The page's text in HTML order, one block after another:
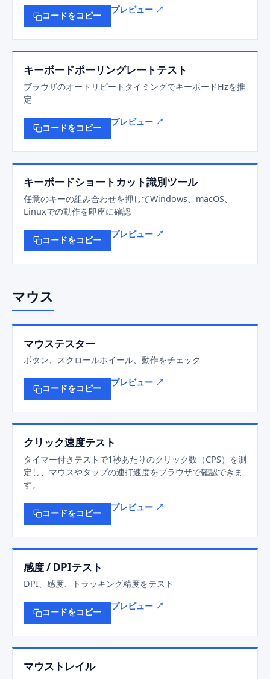
コードをコピー
プレビュー ↗
キーボードポーリングレートテスト
ブラウザのオートリピートタイミングでキーボードHzを推
定
コードをコピー
プレビュー ↗
キーボードショートカット識別ツール
任意のキーの組み合わせを押してWindows、macOS、
Linuxでの動作を即座に確認
コードをコピー
プレビュー ↗
マウス
マウステスター
ボタン、スクロールホイール、動作をチェック
コードをコピー
プレビュー ↗
クリック速度テスト
タイマー付きテストで1秒あたりのクリック数（CPS）を測
定し、マウスやタップの連打速度をブラウザで確認できま
す。
コードをコピー
プレビュー ↗
感度 / DPIテスト
DPI、感度、トラッキング精度をテスト
コードをコピー
プレビュー ↗
マウストレイル